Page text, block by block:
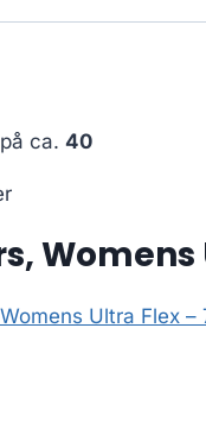
ca. 40
Womens
Ultra Flex